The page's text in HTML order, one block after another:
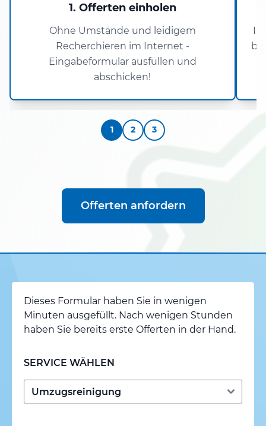
1. Offerten einholen
Ohne Umstände und leidigem
Recherchieren im Internet -
Eingabeformular ausfüllen und
abschicken!
1 2 3
Offerten anfordern
Dieses Formular haben Sie in wenigen
Minuten ausgefüllt. Nach wenigen Stunden
haben Sie bereits erste Offerten in der Hand.
SERVICE WÄHLEN